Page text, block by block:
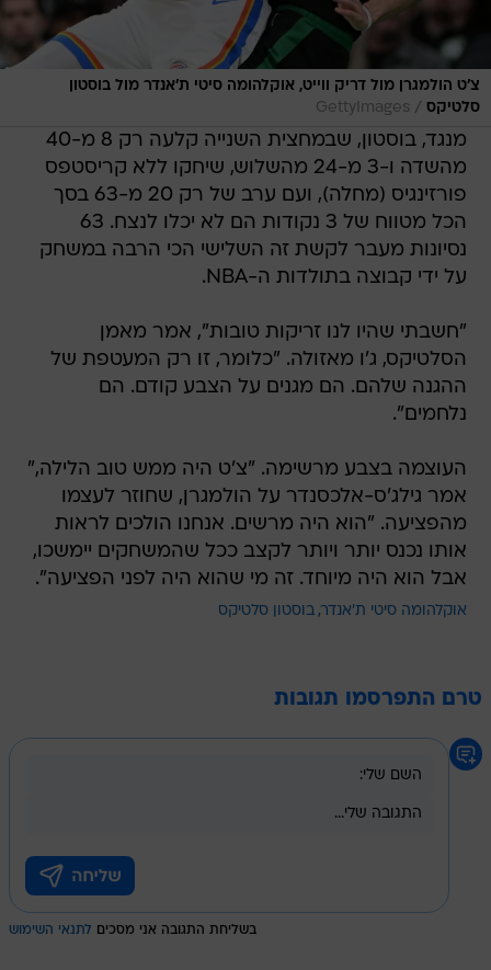
צ'ט הולמגרן מול דריק ווייט, אוקלהומה סיטי ת'אנדר מול בוסטון
סלטיקס /
GettyImages
מנגד, בוסטון, שבמחצית השנייה קלעה רק 8 מ-40
מהשדה ו-3 מ-24 מהשלוש, שיחקו ללא קריסטפס
פורזינגיס (מחלה), ועם ערב של רק 20 מ-63 בסך
הכל מטווח של 3 נקודות הם לא יכלו לנצח. 63
נסיונות מעבר לקשת זה השלישי הכי הרבה במשחק
על ידי קבוצה בתולדות ה-NBA.
"חשבתי שהיו לנו זריקות טובות", אמר מאמן
הסלטיקס, ג'ו מאזולה. "כלומר, זו רק המעטפת של
ההגנה שלהם. הם מגנים על הצבע קודם. הם
נלחמים".
העוצמה בצבע מרשימה. "צ'ט היה ממש טוב הלילה,"
אמר גילג'ס-אלכסנדר על הולמגרן, שחוזר לעצמו
מהפציעה. "הוא היה מרשים. אנחנו הולכים לראות
אותו נכנס יותר ויותר לקצב ככל שהמשחקים יימשכו,
אבל הוא היה מיוחד. זה מי שהוא היה לפני הפציעה".
אוקלהומה סיטי ת'אנדר בוסטון סלטיקס
טרם התפרסמו תגובות
בשליחת התגובה אני מסכים לתנאי השימוש